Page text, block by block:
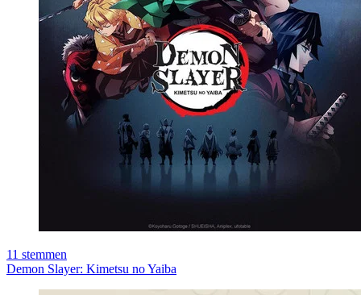
11 stemmen
Demon Slayer: Kimetsu no Yaiba